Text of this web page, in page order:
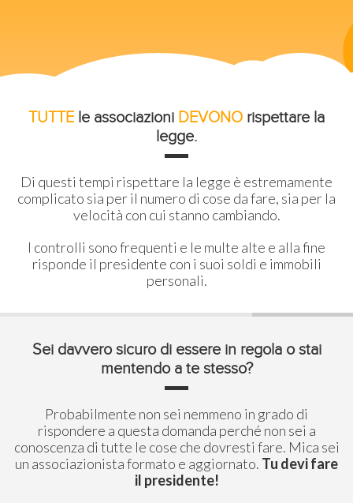
TUTTE le associazioni DEVONO rispettare la
legge.
Di questi tempi rispettare la legge è estremamente
complicato sia per il numero di cose da fare, sia per la
velocità con cui stanno cambiando.
I controlli sono frequenti e le multe alte e alla fine
risponde il presidente con i suoi soldi e immobili
personali.
Sei davvero sicuro di essere in regola o stai
mentendo a te stesso?
Probabilmente non sei nemmeno in grado di
rispondere a questa domanda perché non sei a
conoscenza di tutte le cose che dovresti fare. Mica sei
un associazionista formato e aggiornato. Tu devi fare
il presidente!